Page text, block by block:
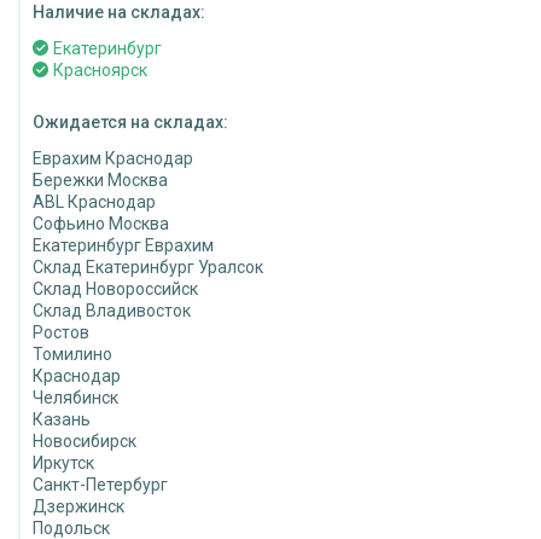
Наличие на складах:
Екатеринбург
Красноярск
Ожидается на складах:
Еврахим Краснодар
Бережки Москва
ABL Краснодар
Софьино Москва
Екатеринбург Еврахим
Склад Екатеринбург Уралсок
Склад Новороссийск
Склад Владивосток
Ростов
Томилино
Краснодар
Челябинск
Казань
Новосибирск
Иркутск
Санкт-Петербург
Дзержинск
Подольск